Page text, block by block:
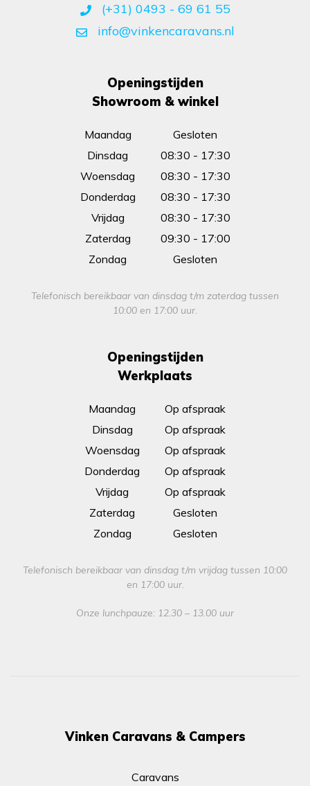
(+31) 0493 - 69 61 55
info@vinkencaravans.nl
Openingstijden
Showroom & winkel
Maandag
Dinsdag
Woensdag
Donderdag
Vrijdag
Zaterdag
Zondag
Gesloten
08:30 - 17:30
08:30 - 17:30
08:30 - 17:30
08:30 - 17:30
09:30 - 17:00
Gesloten
Telefonisch bereikbaar van dinsdag t/m zaterdag tussen
10:00 en 17:00 uur.
Openingstijden
Werkplaats
Maandag
Dinsdag
Woensdag
Donderdag
Vrijdag
Zaterdag
Zondag
Op afspraak
Op afspraak
Op afspraak
Op afspraak
Op afspraak
Gesloten
Gesloten
Telefonisch bereikbaar van dinsdag t/m vrijdag tussen 10:00
en 17:00 uur.
Onze lunchpauze: 12.30 – 13.00 uur
Vinken Caravans & Campers
Caravans